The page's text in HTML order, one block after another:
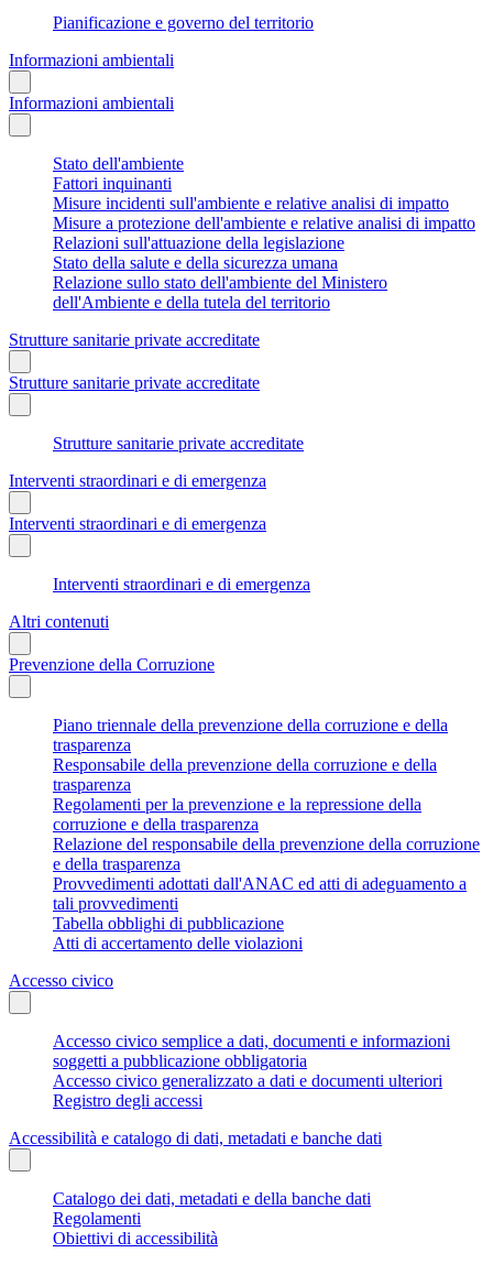
Pianificazione e governo del territorio
Informazioni ambientali
Informazioni ambientali
Stato dell'ambiente
Fattori inquinanti
Misure incidenti sull'ambiente e relative analisi di impatto
Misure a protezione dell'ambiente e relative analisi di impatto
Relazioni sull'attuazione della legislazione
Stato della salute e della sicurezza umana
Relazione sullo stato dell'ambiente del Ministero
dell'Ambiente e della tutela del territorio
Strutture sanitarie private accreditate
Strutture sanitarie private accreditate
Strutture sanitarie private accreditate
Interventi straordinari e di emergenza
Interventi straordinari e di emergenza
Interventi straordinari e di emergenza
Altri contenuti
Prevenzione della Corruzione
Piano triennale della prevenzione della corruzione e della
trasparenza
Responsabile della prevenzione della corruzione e della
trasparenza
Regolamenti per la prevenzione e la repressione della
corruzione e della trasparenza
Relazione del responsabile della prevenzione della corruzione
e della trasparenza
Provvedimenti adottati dall'ANAC ed atti di adeguamento a
tali provvedimenti
Tabella obblighi di pubblicazione
Atti di accertamento delle violazioni
Accesso civico
Accesso civico semplice a dati, documenti e informazioni
soggetti a pubblicazione obbligatoria
Accesso civico generalizzato a dati e documenti ulteriori
Registro degli accessi
Accessibilità e catalogo di dati, metadati e banche dati
Catalogo dei dati, metadati e della banche dati
Regolamenti
Obiettivi di accessibilità